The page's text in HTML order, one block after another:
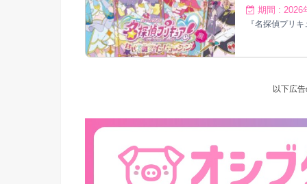
期間 : 2026
『名探偵プリ
以下広